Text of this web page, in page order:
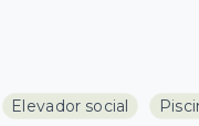
Elevador social